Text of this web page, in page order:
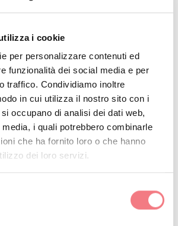
i cookie
per personalizzare contenuti ed
funzionalità dei social media e per
traffico. Condividiamo inoltre
in cui utilizza il nostro sito con i
occupano di analisi dei dati web,
i quali potrebbero combinarle
che ha fornito loro o che hanno
dei loro servizi.
CONTATTO
informazioni, itinerari, idee e
vacanza in ogni stagione.
NEWSLETTER